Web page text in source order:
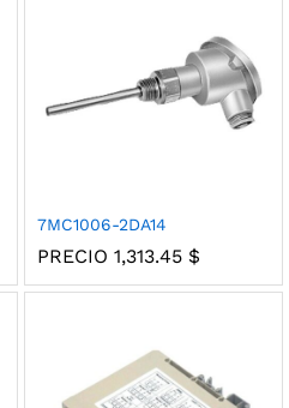
7MC1006-2DA14
PRECIO 1,313.45 $